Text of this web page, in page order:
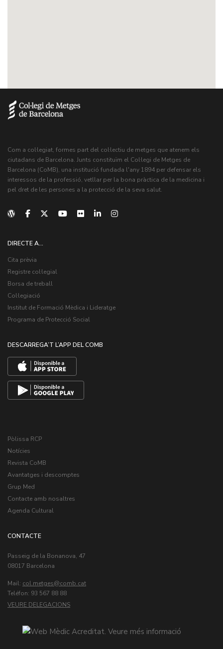
Com a col·legiat, formes part del col·lectiu de metges que atenem els
ciutadans de Barcelona. Junts constituïm el Col·legi de Metges de
Barcelona (CoMB), una institució fundada l'any 1894 per defensar els
interessos de la professió, vetllar per la bona pràctica de la medicina i
pel dret de les persones a la protecció de la seva salut.
DIRECTE A...
Cita prèvia
Registre col·legial
Borsa de treball
Col·legiació
Institut de Formació Mèdica i Lideratge
Programa de Protecció Social
DESCARREGA’T L’APP DEL COMB
Pòlissa RCP
Notícies
Revista CoMB
Avantatges i descomptes
Grup Med
Contacte amb nosaltres
Agenda Cultural
CONTACTE
Passeig de la Bonanova, 47
08017 Barcelona
Mail: col.metges
Teléfon: 93 567 88 88
VEURE DELEGACIONS